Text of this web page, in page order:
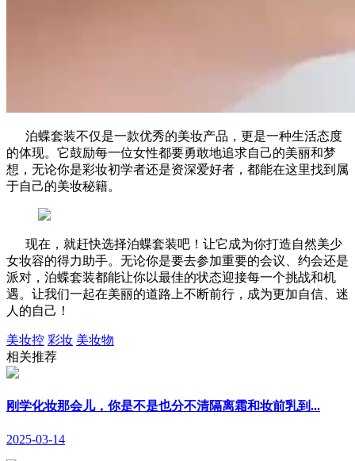
泊蝶套装不仅是一款优秀的美妆产品，更是一种生活态度
的体现。它鼓励每一位女性都要勇敢地追求自己的美丽和梦
想，无论你是彩妆初学者还是资深爱好者，都能在这里找到属
于自己的美妆秘籍。
现在，就赶快选择泊蝶套装吧！让它成为你打造自然美少
女妆容的得力助手。无论你是要去参加重要的会议、约会还是
派对，泊蝶套装都能让你以最佳的状态迎接每一个挑战和机
遇。让我们一起在美丽的道路上不断前行，成为更加自信、迷
人的自己！
美妆控 彩妆 美妆物
相关推荐
刚学化妆那会儿，你是不是也分不清隔离霜和妆前乳到...
2025-03-14